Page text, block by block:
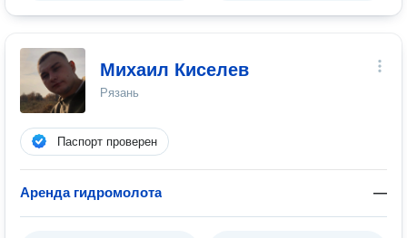
Михаил Киселев
Рязань
Паспорт проверен
Аренда гидромолота —